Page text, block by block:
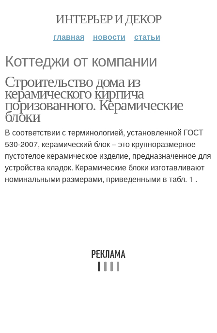
ИНТЕРЬЕР И ДЕКОР
главная новости статьи
Коттеджи от компании
Строительство дома из
керамического кирпича
поризованного. Керамические
блоки
В соответствии с терминологией, установленной ГОСТ
530-2007, керамический блок – это крупноразмерное
пустотелое керамическое изделие, предназначенное для
устройства кладок. Керамические блоки изготавливают
номинальными размерами, приведенными в табл. 1 .